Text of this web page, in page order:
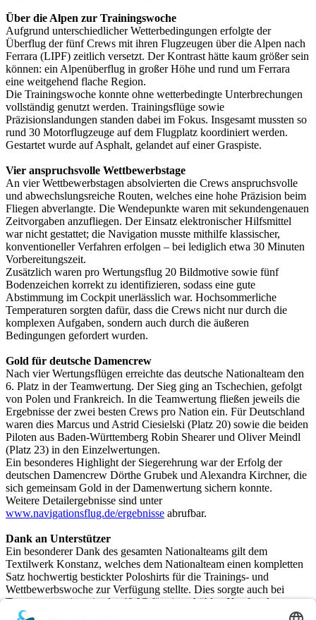
Über die Alpen zur Trainingswoche
Aufgrund unterschiedlicher Wetterbedingungen erfolgte der
Überflug der fünf Crews mit ihren Flugzeugen über die Alpen nach
Ferrara (LIPF) zeitlich versetzt. Der Kontrast hätte kaum größer sein
können: ein Alpenüberflug in großer Höhe und rund um Ferrara
eine weitgehend flache Region.
Die Trainingswoche konnte ohne wetterbedingte Unterbrechungen
vollständig genutzt werden. Trainingsflüge sowie
Präzisionslandungen standen dabei im Fokus. Insgesamt mussten so
rund 30 Motorflugzeuge auf dem Flugplatz koordiniert werden.
Gestartet wurde auf Asphalt, gelandet auf einer Graspiste.
Vier anspruchsvolle Wettbewerbstage
An vier Wettbewerbstagen absolvierten die Crews anspruchsvolle
und abwechslungsreiche Routen, welches eine hohe Präzision beim
Fliegen abverlangte. Die Wendepunkte waren mit sekundengenauen
Zeitvorgaben anzufliegen. Der Einsatz elektronischer Hilfsmittel
war nicht gestattet; die Navigation musste mithilfe klassischer,
konventioneller Verfahren erfolgen – bei lediglich etwa 30 Minuten
Vorbereitungszeit.
Zusätzlich waren pro Wertungsflug 20 Bildmotive sowie fünf
Bodenzeichen korrekt zu identifizieren, sodass eine gute
Abstimmung im Cockpit unerlässlich war. Hochsommerliche
Temperaturen sorgten dafür, dass die Crews nicht nur durch die
komplexen Aufgaben, sondern auch durch die äußeren
Bedingungen gefordert wurden.
Gold für deutsche Damencrew
Nach vier Wertungsflügen erreichte das deutsche Nationalteam den
6. Platz in der Teamwertung. Der Sieg ging an Tschechien, gefolgt
von Polen und Frankreich. In die Teamwertung fließen jeweils die
Ergebnisse der zwei besten Crews pro Nation ein. Für Deutschland
waren dies Marcus und Astrid Ciesielski (Platz 20) sowie die beiden
Piloten aus Baden-Württemberg Robin Shearer und Oliver Meindl
(Platz 23) in den Einzelwertungen.
Ein besonderes Highlight der Siegerehrung war der Erfolg der
deutschen Damencrew Dörthe Grubek und Alexandra Kirchner, die
sich gemeinsam Gold in der Damenwertung sichern konnte.
Weitere Detailergebnisse sind unter
www.navigationsflug.de/ergebnisse abrufbar.
Dank an Unterstützer
Ein besonderer Dank des gesamten Nationalteams gilt dem
Textilwerk Konstanz, welches dem Nationalteam einen kompletten
Satz hochwertig bestickter Poloshirts für die Trainings- und
Wettbewerbswoche zur Verfügung stellte. Dies sorgte auch bei
Temperaturen jenseits der 40 °C für einen kühlen Kopf und
zusätzlichen Komfort im Cockpit.